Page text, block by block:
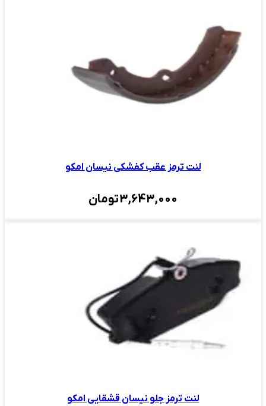
لنت ترمز عقب کفشکى نیسان امکو
3,643,000تومان
لنت ترمز جلو نیسان قشقایی امکو